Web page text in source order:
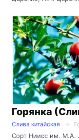
Горянка
Слива китайская
Сорт Ниисс им. М.А.